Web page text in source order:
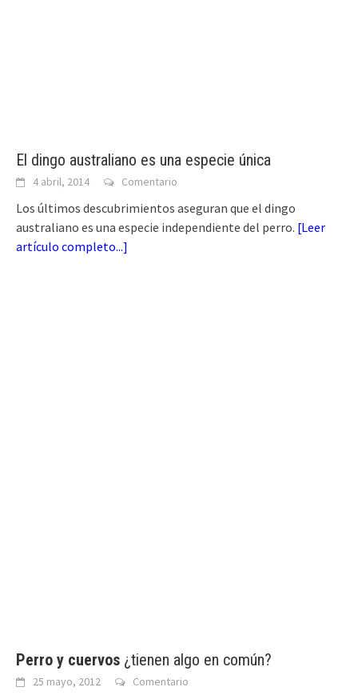
El dingo australiano es una especie única
4 abril, 2014 Comentario
Los últimos descubrimientos aseguran que el dingo
australiano es una especie independiente del perro. [Leer
artículo completo...]
Perro y cuervos ¿tienen algo en común?
25 mayo, 2012 Comentario